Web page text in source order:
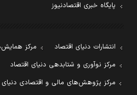
پایگاه خبری اقتصادنیوز
انتشارات دنیای اقتصاد
مرکز
مرکز نوآوری و شتابدهی دنیای اقتصاد
مرکز پژوهش‌های مالی و اقتصادی دنیای